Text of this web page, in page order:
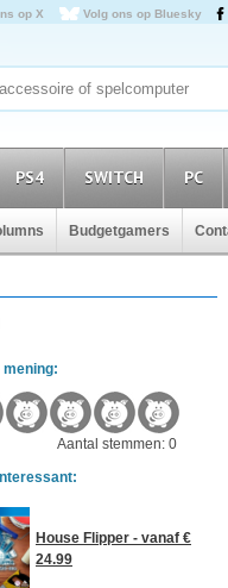
op X Volg ons op Bluesky
PS4 SWITCH PC
Budgetgamers
Aantal stemmen: 0
House Flipper - vanaf €
24.99